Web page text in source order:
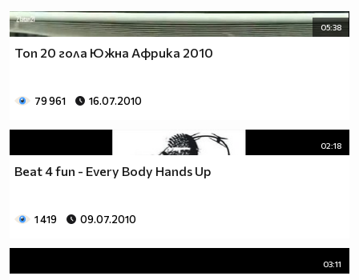
05:38
Топ 20 гола Южна Африка 2010
79 961 16.07.2010
02:18
Beat 4 fun - Every Body Hands Up
1 419 09.07.2010
03:11